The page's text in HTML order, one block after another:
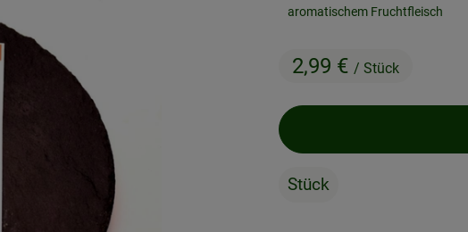
aromatischem Fruchtfleisch
2,99 € / Stück
Stück